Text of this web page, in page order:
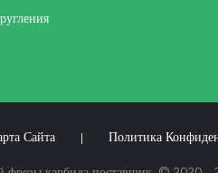
Сайта Политика